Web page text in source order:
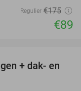
Regulier €175
€89
41%
+ dak- en